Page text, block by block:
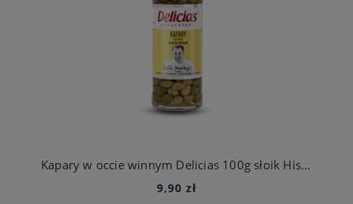
Kapary w occie winnym Delicias 100g słoik Hiszpania
9,90 zł